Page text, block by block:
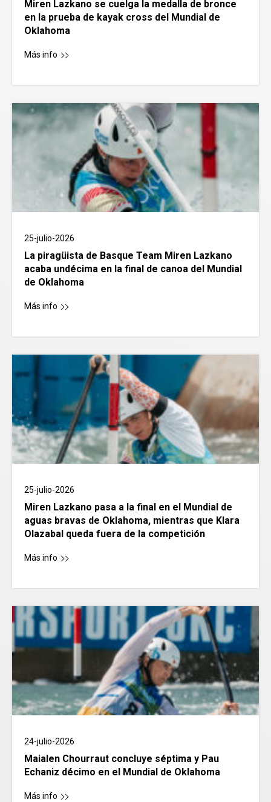
Miren Lazkano se cuelga la medalla de bronce
en la prueba de kayak cross del Mundial de
Oklahoma
Más info
25-julio-2026
La piragüista de Basque Team Miren Lazkano
acaba undécima en la final de canoa del Mundial
de Oklahoma
Más info
25-julio-2026
Miren Lazkano pasa a la final en el Mundial de
aguas bravas de Oklahoma, mientras que Klara
Olazabal queda fuera de la competición
Más info
24-julio-2026
Maialen Chourraut concluye séptima y Pau
Echaniz décimo en el Mundial de Oklahoma
Más info